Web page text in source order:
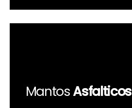
MantosAsfalticos